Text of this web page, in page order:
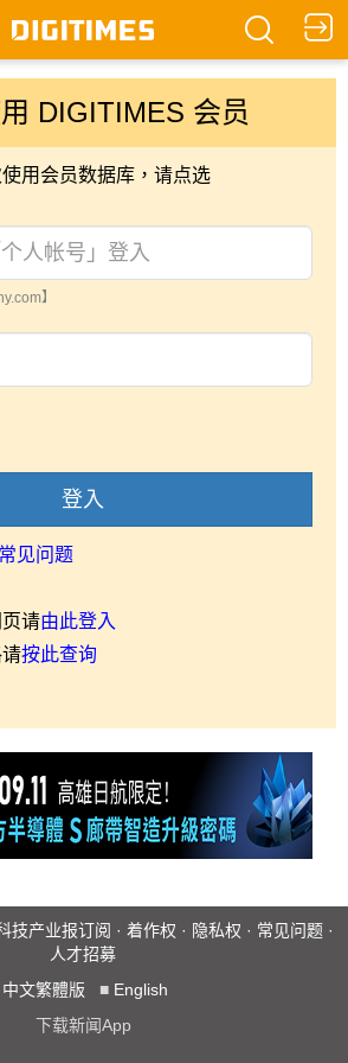
DIGITIMES 会员
用会员数据库，请点选
】
登入
常见问题
请由此登入
按此查询
技产业报订阅 · 着作权 · 隐私权 · 常见问题 ·
人才招募
中文繁體版 ■ English
下载新闻App